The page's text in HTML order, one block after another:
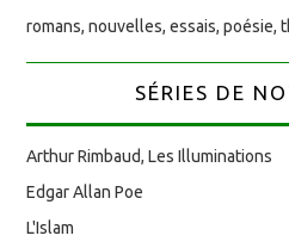
romans, nouvelles, essais, poésie,
SÉRIES DE
Arthur Rimbaud, Les Illuminations
Edgar Allan Poe
L'Islam